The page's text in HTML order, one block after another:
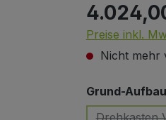
Regulärer
Preise inkl.
Nicht mehr
Grund-